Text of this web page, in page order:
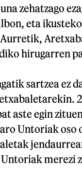
zehatzago
eta
Aurretik,
hirugarren
sartzea ez
aste egin
Untoriak oso
merezi